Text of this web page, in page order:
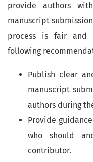
provide authors
manuscript
process is fair and
following
Publish clear
manuscript
authors during
Provide
who should
contributor.